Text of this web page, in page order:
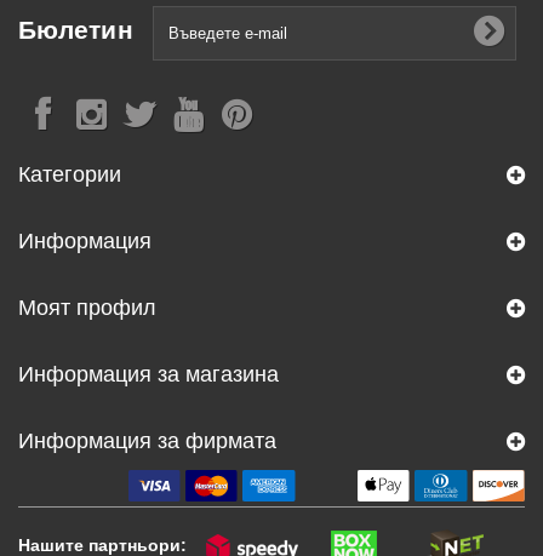
Бюлетин
Категории
Информация
Моят профил
Информация за магазина
Информация за фирмата
Нашите партньори: